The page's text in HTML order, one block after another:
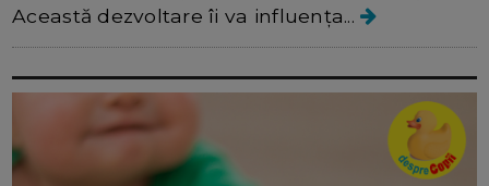
Această dezvoltare îi va influența...